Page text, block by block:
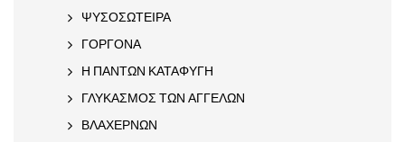
ΨΥΣΟΣΩΤΕΙΡΑ
ΓΟΡΓΟΝΑ
Η ΠΑΝΤΩΝ ΚΑΤΑΦΥΓΗ
ΓΛΥΚΑΣΜΟΣ ΤΩΝ ΑΓΓΕΛΩΝ
ΒΛΑΧΕΡΝΩΝ